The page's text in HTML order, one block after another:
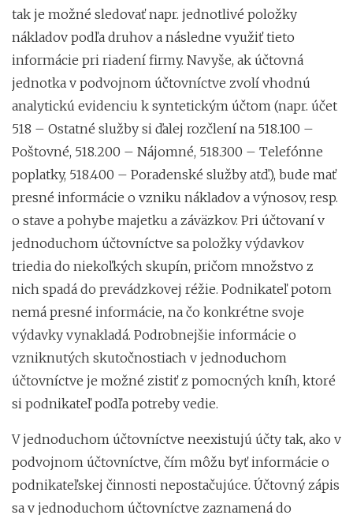
tak je možné sledovať napr. jednotlivé položky
nákladov podľa druhov a následne využiť tieto
informácie pri riadení firmy. Navyše, ak účtovná
jednotka v podvojnom účtovníctve zvolí vhodnú
analytickú evidenciu k syntetickým účtom (napr. účet
518 – Ostatné služby si ďalej rozčlení na 518.100 –
Poštovné, 518.200 – Nájomné, 518.300 – Telefónne
poplatky, 518.400 – Poradenské služby atď.), bude mať
presné informácie o vzniku nákladov a výnosov, resp.
o stave a pohybe majetku a záväzkov. Pri účtovaní v
jednoduchom účtovníctve sa položky výdavkov
triedia do niekoľkých skupín, pričom množstvo z
nich spadá do prevádzkovej réžie. Podnikateľ potom
nemá presné informácie, na čo konkrétne svoje
výdavky vynakladá. Podrobnejšie informácie o
vzniknutých skutočnostiach v jednoduchom
účtovníctve je možné zistiť z pomocných kníh, ktoré
si podnikateľ podľa potreby vedie.
V jednoduchom účtovníctve neexistujú účty tak, ako v
podvojnom účtovníctve, čím môžu byť informácie o
podnikateľskej činnosti nepostačujúce. Účtovný zápis
sa v jednoduchom účtovníctve zaznamená do